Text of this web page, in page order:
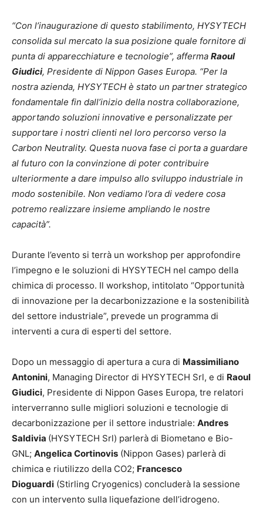
“Con l’inaugurazione di questo stabilimento, HYSYTECH
consolida sul mercato la sua posizione quale fornitore di
punta di apparecchiature e tecnologie”, afferma Raoul
Giudici, Presidente di Nippon Gases Europa. “Per la
nostra azienda, HYSYTECH è stato un partner strategico
fondamentale fin dall’inizio della nostra collaborazione,
apportando soluzioni innovative e personalizzate per
supportare i nostri clienti nel loro percorso verso la
Carbon Neutrality. Questa nuova fase ci porta a guardare
al futuro con la convinzione di poter contribuire
ulteriormente a dare impulso allo sviluppo industriale in
modo sostenibile. Non vediamo l’ora di vedere cosa
potremo realizzare insieme ampliando le nostre
capacità”.
Durante l’evento si terrà un workshop per approfondire
l’impegno e le soluzioni di HYSYTECH nel campo della
chimica di processo. Il workshop, intitolato “Opportunità
di innovazione per la decarbonizzazione e la sostenibilità
del settore industriale”, prevede un programma di
interventi a cura di esperti del settore.
Dopo un messaggio di apertura a cura di Massimiliano
Antonini, Managing Director di HYSYTECH Srl, e di Raoul
Giudici, Presidente di Nippon Gases Europa, tre relatori
interverranno sulle migliori soluzioni e tecnologie di
decarbonizzazione per il settore industriale: Andres
Saldivia (HYSYTECH Srl) parlerà di Biometano e Bio-
GNL; Angelica Cortinovis (Nippon Gases) parlerà di
chimica e riutilizzo della CO2; Francesco
Dioguardi (Stirling Cryogenics) concluderà la sessione
con un intervento sulla liquefazione dell’idrogeno.